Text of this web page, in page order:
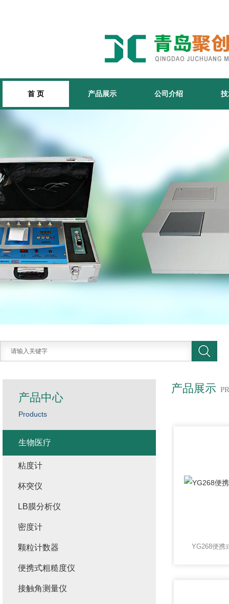
首 页 产品展示 公司介绍
产品展示
YG268便携
产品中心
Products
生物医疗
粘度计
杯突仪
LB膜分析仪
密度计
颗粒计数器
便携式粗糙度仪
接触角测量仪